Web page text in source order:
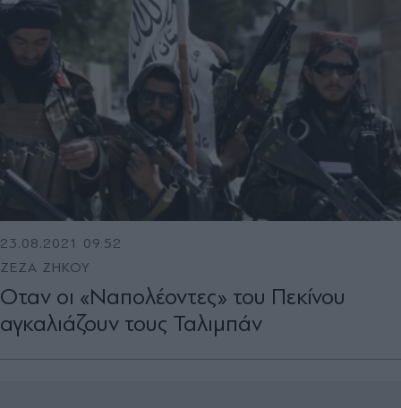
23.08.2021 09:52
ΖΕΖΑ ΖΗΚΟΥ
Οταν οι «Ναπολέοντες» του Πεκίνου
αγκαλιάζουν τους Ταλιμπάν